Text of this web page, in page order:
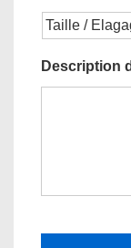
Description